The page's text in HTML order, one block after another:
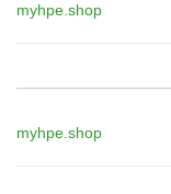
myhpe.shop
myhpe.shop